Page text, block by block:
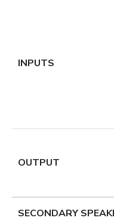
INPUTS
OUTPUT
SECONDARY